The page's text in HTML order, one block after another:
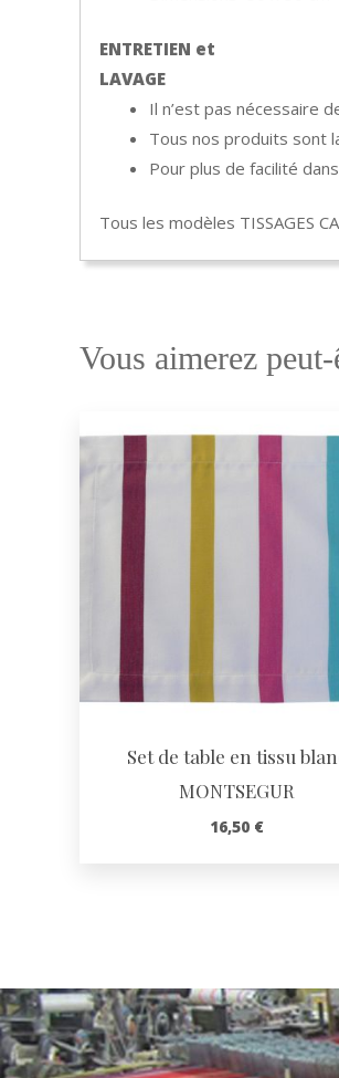
ENTRETIEN et
LAVAGE
Il n’est pas nécessaire
Tous nos produits sont
Pour plus de facilité
Tous les modèles TISSAGES
Vous aimerez
Set de table en tissu
MONTSEGUR
16,50 €